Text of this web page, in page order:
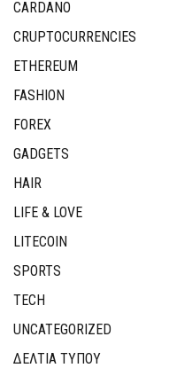
CARDANO
CRUPTOCURRENCIES
ETHEREUM
FASHION
FOREX
GADGETS
HAIR
LIFE & LOVE
LITECOIN
SPORTS
TECH
UNCATEGORIZED
ΔΕΛΤΙΑ ΤΥΠΟΥ